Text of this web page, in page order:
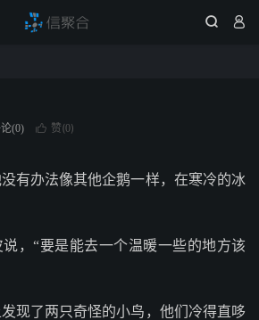
 
(0)  赞(0)
有办法像其他企鹅一样，在寒冷的冰
，“要是能去一个温暖一些的地方该
现了两只奇怪的小鸟，他们冷得直哆